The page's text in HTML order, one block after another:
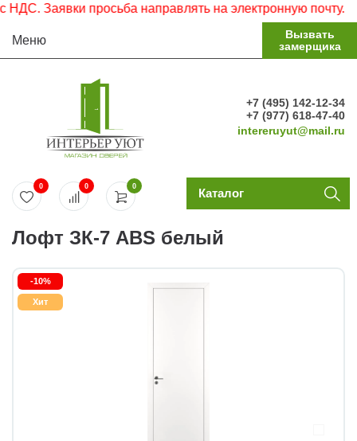
Заявки просьба направлять на электронную почту.
Меню
Вызвать
замерщика
+7 (495) 142-12-34
+7 (977) 618-47-40
intereruyut@mail.ru
0
0 0 Каталог
Лофт ЗК-7 ABS белый
-10%
Хит